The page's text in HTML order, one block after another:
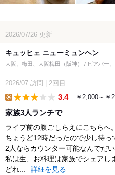
2026/07/26 更新
キュッヒェ ニューミュンヘン
大阪、梅田、大阪梅田（阪神） / ビアバー
2026/07 訪問 2回目
3.4 ￥2,000～￥
家族3人ランチで
ライブ前の腹ごしらえにこちらへ。
ちょうど12時だったので少し待っ
2人ならカウンター可能なんでだ
私は生、お料理は家族でシェアし
どれ...
詳細を見る